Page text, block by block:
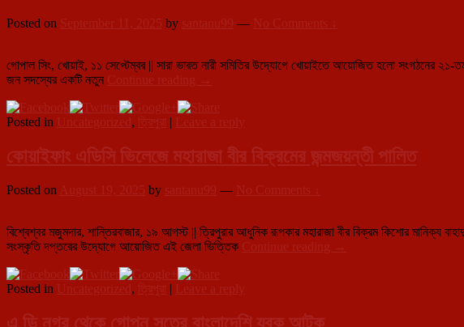
হচ্ছে
Posted on September 11, 2025 by santanu99 — No Comments ↓
গোপাল সিং, খোয়াই, ১১ সেপ্টেম্বর || সারা ভারত নারী সমিতির উদ্যোগে খোয়াইতে আয়োজিত হলো সংগঠনের ২১-
জন সদস্যের একটি নতুন Continue reading খোয়াইয়ে
ভারত
নারী
২১-
তম
সম্মেলন
→
Posted in Uncategorized , ত্রিপুরা | Leave a reply
কোয়াইফাং এডিসি ভিলেজে মহারাজা বীর বিক্রমের জন্মজয়ন্তী পালিত
Posted on August 19, 2025 by santanu99 — No Comments ↓
বিশ্বেশ্বর মজুমদার, শান্তিরবাজার, ১৯ আগস্ট || ত্রিপুরার আধুনিক রূপকার মহারাজা বীর বিক্রম কিশোর মানিক্য
সংস্কৃতি দপ্তরের উদ্যোগে আয়োজিত এই জেলা ভিত্তিক Continue reading কোয়াইফাং
→
Posted in Uncategorized , ত্রিপুরা Leave a reply